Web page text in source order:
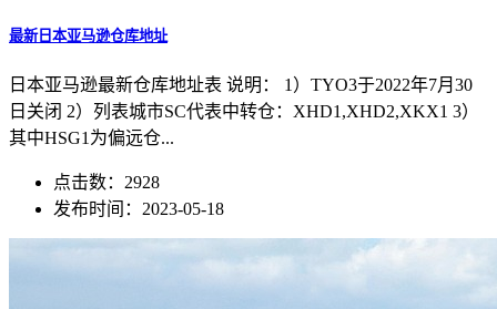
最新日本亚马逊仓库地址
日本亚马逊最新仓库地址表 说明： 1）TYO3于2022年7月30
日关闭 2）列表城市SC代表中转仓：XHD1,XHD2,XKX1 3）
其中HSG1为偏远仓...
点击数：2928
发布时间：2023-05-18